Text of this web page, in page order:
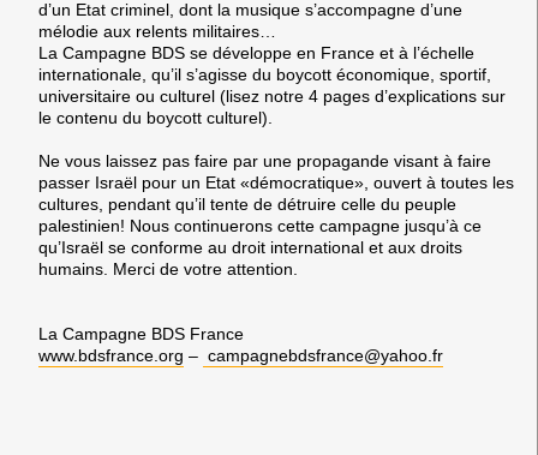
d’un Etat criminel, dont la musique s’accompagne d’une
mélodie aux relents militaires…
La Campagne BDS se développe en France et à l’échelle
internationale, qu’il s’agisse du boycott économique, sportif,
universitaire ou culturel (lisez notre 4 pages d’explications sur
le contenu du boycott culturel).
Ne vous laissez pas faire par une propagande visant à faire
passer Israël pour un Etat «démocratique», ouvert à toutes les
cultures, pendant qu’il tente de détruire celle du peuple
palestinien! Nous continuerons cette campagne jusqu’à ce
qu’Israël se conforme au droit international et aux droits
humains. Merci de votre attention.
La Campagne BDS France
www.bdsfrance.org – campagnebdsfrance@yahoo.fr